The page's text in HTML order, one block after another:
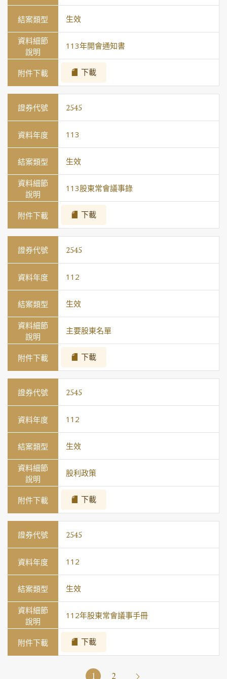
生效
113年開會通知書
下載
2545
113
生效
113股東常會議事錄
下載
2545
112
生效
主要股東名單
下載
2545
112
生效
股利政策
下載
2545
112
生效
112年股東常會議事手冊
下載